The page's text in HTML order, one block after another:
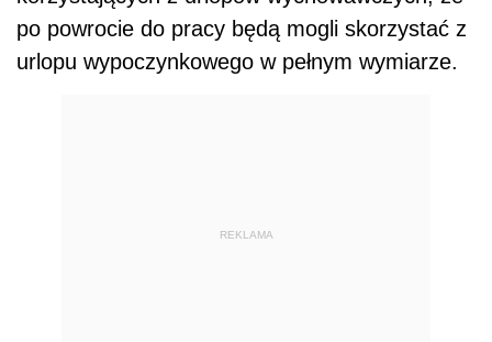
po powrocie do pracy będą mogli skorzystać z
urlopu wypoczynkowego w pełnym wymiarze.
REKLAMA